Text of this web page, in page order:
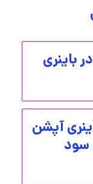
باینری
آپشن
سود